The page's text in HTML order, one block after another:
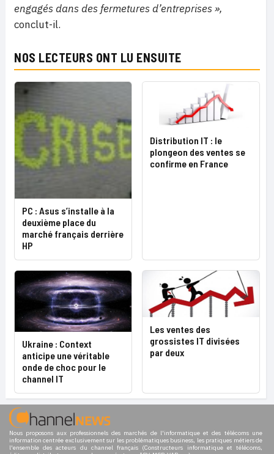
engagés dans des fermetures d’entreprises »,
conclut-il.
NOS LECTEURS ONT LU ENSUITE
PC : Asus s’installe à la
deuxième place du
marché français derrière
HP
Distribution IT : le
plongeon des ventes se
confirme en France
Ukraine : Context
anticipe une véritable
onde de choc pour le
channel IT
Les ventes des
grossistes IT divisées
par deux
Nous proposons aux professionnels des marchés de l'informatique et des télécoms une
information centrée exclusivement sur les problématiques business, les pratiques métiers de
l'ensemble des acteurs du channel français (Constructeurs informatique et télécoms,